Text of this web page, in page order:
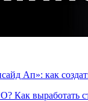
Ап»: как
Как выработать